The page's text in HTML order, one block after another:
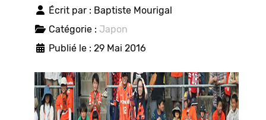
Écrit par : Baptiste Mourigal
Catégorie : Japon
Publié le : 29 Mai 2016